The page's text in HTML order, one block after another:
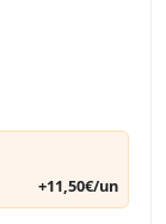
+11,50€/un